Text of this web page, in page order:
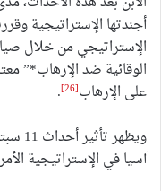
أجندتها الإستراتيجية
الإستراتيجي من خلال
الوقائية ضد الإرهاب*”
على الإرهاب[26]
.
آسيا في الإستراتيجية